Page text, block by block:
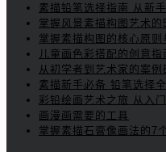
素描铅笔选择指南 从新
掌握风景素描构图艺术的
掌握素描构图的核心原则
儿童画色彩搭配的创意指
从初学者到艺术家的案例
素描新手必备 铅笔选择
彩铅绘画艺术之旅 从入
画漫画需要的工具
掌握素描石膏像画法的7